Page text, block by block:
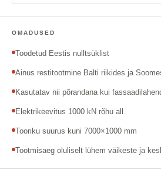
OMADUSED
Toodetud Eestis nulltsüklist
Ainus restitootmine Balti riikides ja
Kasutatav nii põrandana kui
Elektrikeevitus 1000 kN rõhu all
Tooriku suurus kuni 7000×1000 mm
Tootmisaeg oluliselt lühem väikeste ja